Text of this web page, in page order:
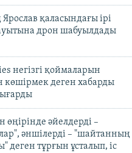
Ярослав қаласындағы ірі
дрон шабуылдады
негізгі қоймаларын
көшірмек деген хабарды
өңірінде әйелдерді –
әншілерді – "шайтанның
деген тұрғын ұсталып, іс